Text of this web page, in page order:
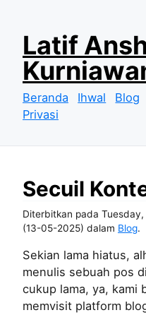
k
i
p
t
o
o
t
e
n
t
Latif
Beranda Ihwal Blog
Privasi
Secuil
Diterbitkan pada Tuesday,
(13-05-2025) dalam Blog.
Sekian lama hiatus,
menulis sebuah pos di
cukup lama, ya, kami
memvisit platform